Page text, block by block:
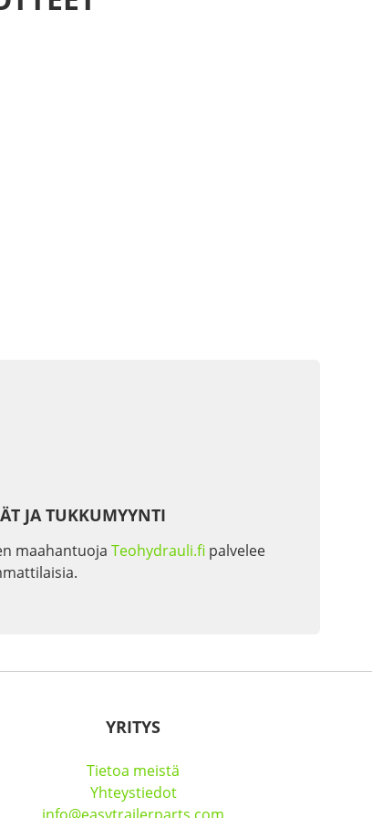
JA TUKKUMYYNTI
maahantuoja Teohydrauli.fi palvelee
YRITYS
Tietoa meistä
Yhteystiedot